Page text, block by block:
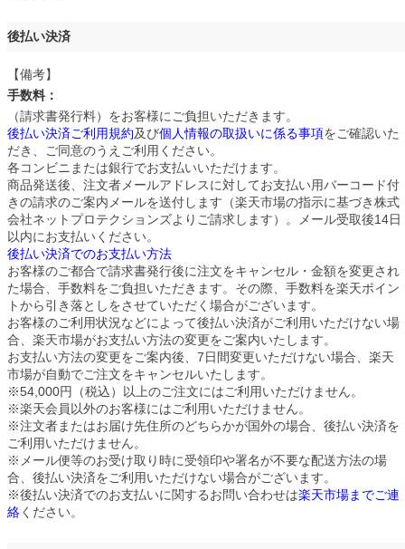
後払い決済
【備考】
手数料：
（請求書発行料）をお客様にご負担いただきます。
後払い決済ご利用規約及び個人情報の取扱いに係る事項をご確認いた
だき、ご同意のうえご利用ください。
各コンビニまたは銀行でお支払いいただけます。
商品発送後、注文者メールアドレスに対してお支払い用バーコード付
きの請求のご案内メールを送付します（楽天市場の指示に基づき株式
会社ネットプロテクションズよりご請求します）。メール受取後14日
以内にお支払いください。
後払い決済でのお支払い方法
お客様のご都合で請求書発行後に注文をキャンセル・金額を変更され
た場合、手数料をご負担いただきます。その際、手数料を楽天ポイン
トから引き落としをさせていただく場合がございます。
お客様のご利用状況などによって後払い決済がご利用いただけない場
合、楽天市場がお支払い方法の変更をご案内いたします。
お支払い方法の変更をご案内後、7日間変更いただけない場合、楽天
市場が自動でご注文をキャンセルいたします。
※54,000円（税込）以上のご注文にはご利用いただけません。
※楽天会員以外のお客様にはご利用いただけません。
※注文者またはお届け先住所のどちらかが国外の場合、後払い決済を
ご利用いただけません。
※メール便等のお受け取り時に受領印や署名が不要な配送方法の場
合、後払い決済をご利用いただけない場合がございます。
※後払い決済でのお支払いに関するお問い合わせは楽天市場までご連
絡ください。